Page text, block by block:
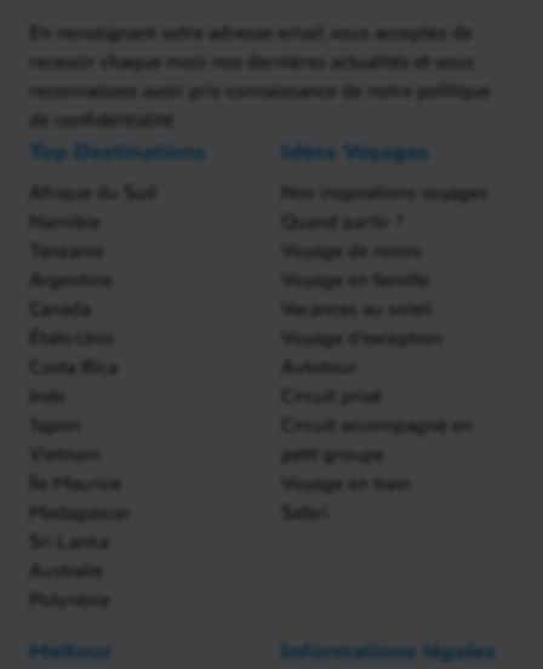
En renseignant votre adresse email, vous acceptez de
recevoir chaque mois nos dernières actualités et vous
reconnaissez avoir pris connaissance de notre politique
de confidentialité
Top Destinations
Afrique du Sud
Namibie
Tanzanie
Argentine
Canada
États-Unis
Costa Rica
Inde
Japon
Vietnam
Île Maurice
Madagascar
Sri Lanka
Australie
Polynésie
Idées Voyages
Nos inspirations voyages
Quand partir ?
Voyage de noces
Voyage en famille
Vacances au soleil
Voyage d'exception
Autotour
Circuit privé
Circuit accompagné en
petit groupe
Voyage en train
Safari
Meltour Informations légales